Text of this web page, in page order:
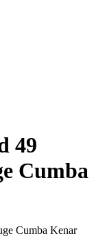
49
Cumba
Cumba Kenar